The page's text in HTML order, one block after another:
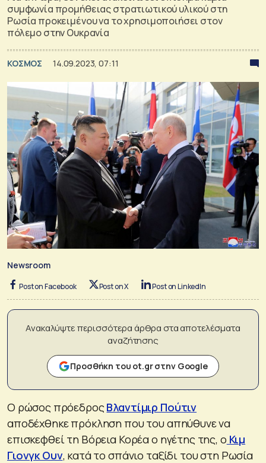
συμφωνία προμήθειας στρατιωτικού υλικού στη
Ρωσία προκειμένου να το χρησιμοποιήσει στον
πόλεμο στην Ουκρανία
ΚΟΣΜΟΣ 14.09.2023, 07:11
Newsroom
Post on Facebook Post on X Post on LinkedIn
Ανακαλύψτε περισσότερα άρθρα στα αποτελέσματα
αναζήτησης
Προσθήκη του ot.gr στην Google
Ο ρώσος πρόεδροςΒλαντίμιρ Πούτιν
αποδέχθηκε πρόκληση που του απηύθυνε να
επισκεφθεί τη Βόρεια Κορέα ο ηγέτης της, ο Κιμ
Γιονγκ Ουν, κατά το σπάνιο ταξίδι του στη Ρωσία